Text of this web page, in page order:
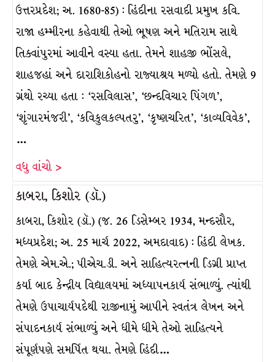
ઉત્તરપ્રદેશ; અ. 1680-85) : હિંદીના રસવાદી પ્રમુખ કવિ.
રાજા હમ્મીરના કહેવાથી તેઓ ભૂષણ અને મતિરામ સાથે
તિક્વાંપુરમાં આવીને વસ્યા હતા. તેમને શાહજી ભોંસલે,
શાહજહાં અને દારાશિકોહનો રાજ્યાશ્રય મળ્યો હતો. તેમણે 9
ગ્રંથો રચ્યા હતા : ‘રસવિલાસ’, ‘છન્દવિચાર પિંગળ’,
‘શૃંગારમંજરી’, ‘કવિકુલકલ્પતરુ’, ‘કૃષ્ણચરિત’, ‘કાવ્યવિવેક’,
…
વધુ વાંચો >
કાબરા, કિશોર (ડૉ.)
કાબરા, કિશોર (ડૉ.) (જ. 26 ડિસેમ્બર 1934, મન્દસૌર,
મધ્યપ્રદેશ; અ. 25 માર્ચ 2022, અમદાવાદ) : હિંદી લેખક.
તેમણે એમ.એ.; પીએચ.ડી. અને સાહિત્યરત્નની ડિગ્રી પ્રાપ્ત
કર્યા બાદ કેન્દ્રીય વિદ્યાલયમાં અધ્યાપનકાર્ય સંભાળ્યું. ત્યાંથી
તેમણે ઉપાચાર્યપદેથી રાજીનામું આપીને સ્વતંત્ર લેખન અને
સંપાદનકાર્ય સંભાળ્યું અને ધીમે ધીમે તેઓ સાહિત્યને
સંપૂર્ણપણે સમર્પિત થયા. તેમણે હિંદી…